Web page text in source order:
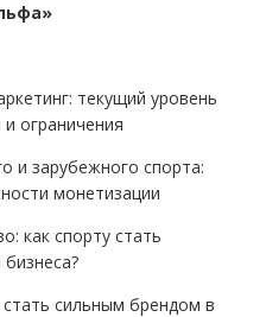
текущий уровень
ограничения
и зарубежного спорта:
монетизации
как спорту стать
сильным брендом в